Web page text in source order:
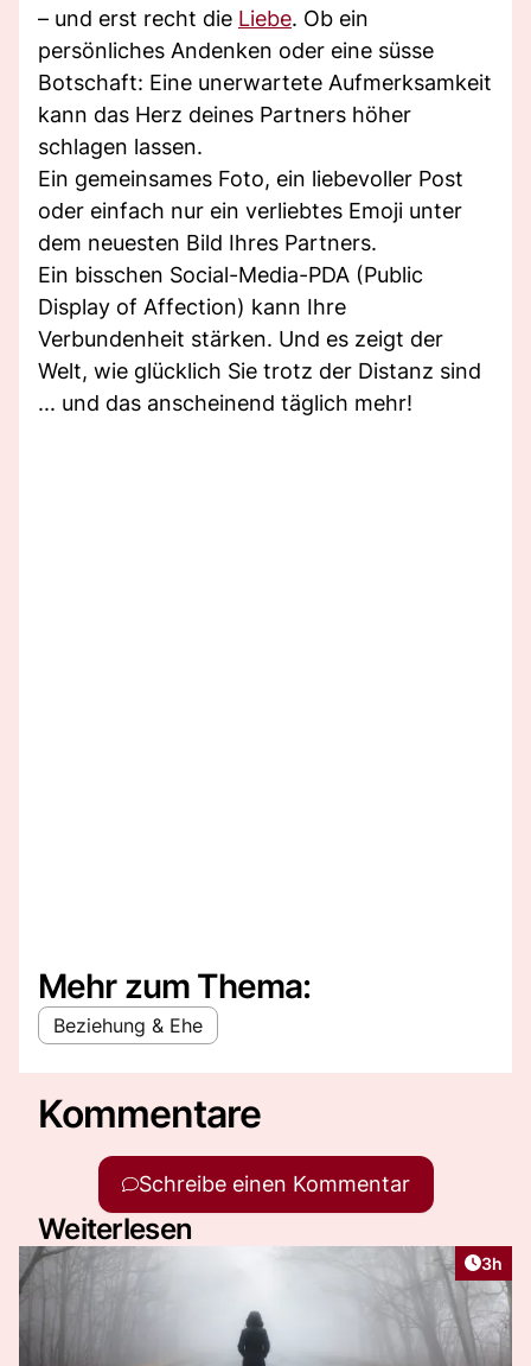
– und erst recht die Liebe. Ob ein
persönliches Andenken oder eine süsse
Botschaft: Eine unerwartete Aufmerksamkeit
kann das Herz deines Partners höher
schlagen lassen.
Ein gemeinsames Foto, ein liebevoller Post
oder einfach nur ein verliebtes Emoji unter
dem neuesten Bild Ihres Partners.
Ein bisschen Social-Media-PDA (Public
Display of Affection) kann Ihre
Verbundenheit stärken. Und es zeigt der
Welt, wie glücklich Sie trotz der Distanz sind
... und das anscheinend täglich mehr!
Mehr zum Thema:
Beziehung & Ehe
Kommentare
Schreibe einen Kommentar
Weiterlesen
3h